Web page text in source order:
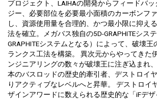
プロジェクト、LAIHAの開発からフィードバッ
ジー、必要部位を必要最小面積のカーボンフ
し、資源使用量を合理的、かつ最小限に抑え
法を確立。メガバス独自の5D-GRAPHITEシス
GRAPHITEシステムとなる）によって、破壊
ランクス工法を構築。 異次元からやってきた
ンジニアリングの数々が破壊王に注ぎ込まれ
本のバスロッドの歴史的牽引者、デストロイ
りアクティブなレベルへと昇華。 デストロイ
ザインアワードに数えられる歴史的な「iFデ